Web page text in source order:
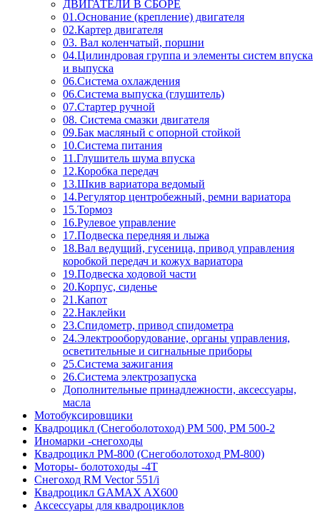
ДВИГАТЕЛИ В СБОРЕ
01.Основание (крепление) двигателя
02.Картер двигателя
03. Вал коленчатый, поршни
04.Цилиндровая группа и элементы систем впуска
и выпуска
06.Система охлаждения
06.Система выпуска (глушитель)
07.Стартер ручной
08. Система смазки двигателя
09.Бак масляный с опорной стойкой
10.Система питания
11.Глушитель шума впуска
12.Коробка передач
13.Шкив вариатора ведомый
14.Регулятор центробежный, ремни вариатора
15.Тормоз
16.Рулевое управление
17.Подвеска передняя и лыжа
18.Вал ведущий, гусеница, привод управления
коробкой передач и кожух вариатора
19.Подвеска ходовой части
20.Корпус, сиденье
21.Капот
22.Наклейки
23.Спидометр, привод спидометра
24.Электрооборудование, органы управления,
осветительные и сигнальные приборы
25.Система зажигания
26.Система электрозапуска
Дополнительные принадлежности, аксессуары,
масла
Мотобуксировщики
Квадроцикл (Снегоболотоход) РМ 500, РМ 500-2
Иномарки -снегоходы
Квадроцикл РМ-800 (Снегоболотоход РМ-800)
Моторы- болотоходы -4Т
Снегоход RM Vector 551/i
Квадроцикл GAMAX AX600
Аксессуары для квадроциклов